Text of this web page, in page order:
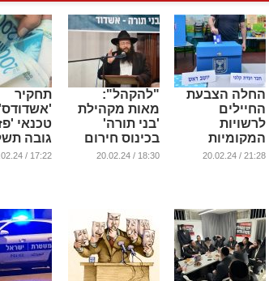
החלה הצבעת
החיילים
לרשויות
המקומיות
ברצועת עזה
21:28 / 20.02.24
"להקהל":
מאות מקהילת
'בני תורה'
בכינוס חירום
עבור אגו"י
18:30 / 20.02.24
תחקיר
טכנאי
גובה
במסווה
17:22 / 20.02.24